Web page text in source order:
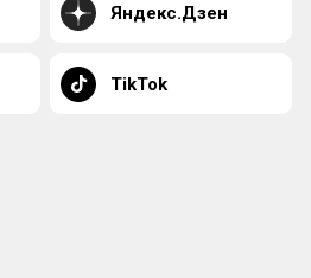
Яндекс.Дзен
TikTok